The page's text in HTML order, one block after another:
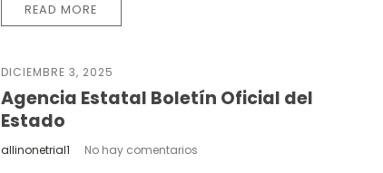
READ MORE
DICIEMBRE 3, 2025
Agencia Estatal Boletín Oficial del
Estado
allinonetrial1 No hay comentarios